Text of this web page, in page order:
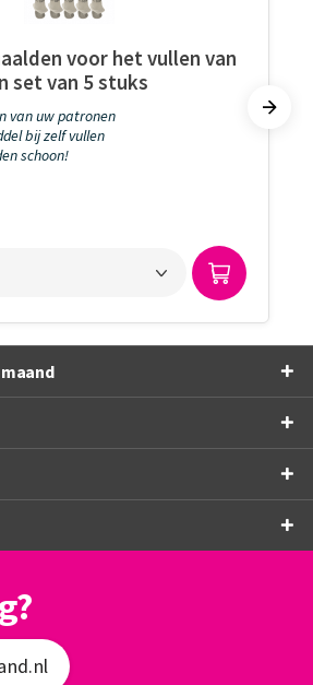
voor het vullen van
set van 5 stuks
van uw patronen
bij zelf vullen
schoon!